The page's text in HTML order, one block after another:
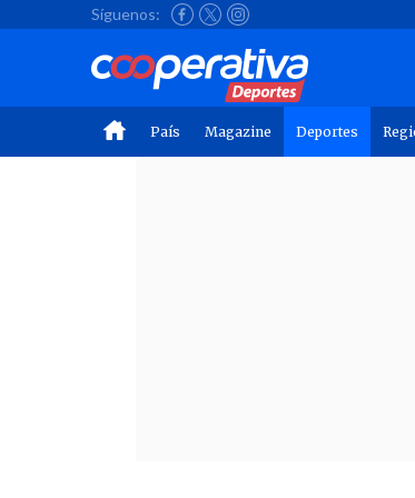
Síguenos:
País Magazine Deportes